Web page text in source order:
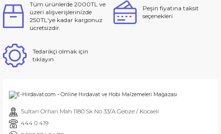
Tüm ürünlerde 2000TL ve
üzeri alışverişlerinizde
250TL'ye kadar kargonuz
ücretsizdir.
Peşin fiyatına taksit
seçenekleri
Tedarikçi olmak için
tıklayın
Sultan Orhan Mah 1180 Sk No 33/A Gebze / Kocaeli
444 0 419